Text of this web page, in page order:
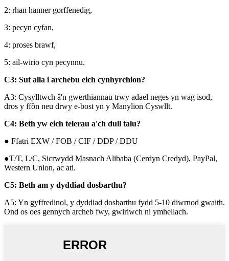
2: rhan hanner gorffenedig,
3: pecyn cyfan,
4: proses brawf,
5: ail-wirio cyn pecynnu.
C3: Sut alla i archebu eich cynhyrchion?
A3: Cysylltwch â'n gwerthiannau trwy adael neges yn wag isod,
dros y ffôn neu drwy e-bost yn y Manylion Cyswllt.
C4: Beth yw eich telerau a'ch dull talu?
● Ffatri EXW / FOB / CIF / DDP / DDU
●T/T, L/C, Sicrwydd Masnach Alibaba (Cerdyn Credyd), PayPal,
Western Union, ac ati.
C5: Beth am y dyddiad dosbarthu?
A5: Yn gyffredinol, y dyddiad dosbarthu fydd 5-10 diwrnod gwaith.
Ond os oes gennych archeb fwy, gwiriwch ni ymhellach.